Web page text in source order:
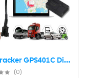
GPS Tracker GPS401C Dispositif de suivi Pour Véhicule – جهاز تتبع المركبات
(0)